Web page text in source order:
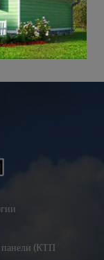
панели (КТП